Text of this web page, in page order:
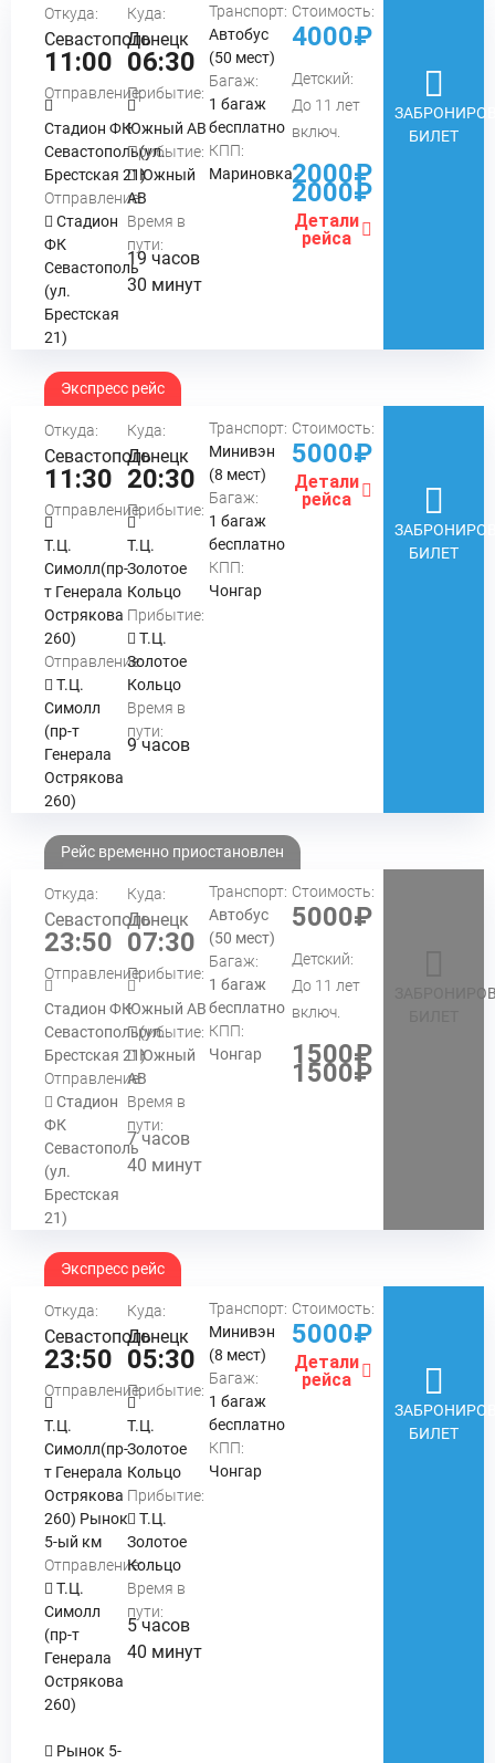
Откуда:
Севастополь
11:00
Отправление:
Стадион ФК
Севастополь(ул.
Брестская 21)
Отправление:
Стадион
ФК
Севастополь
(ул.
Брестская
21)
Куда:
Донецк
06:30
Прибытие:
Южный АВ
Прибытие:
Южный
АВ
Время в
пути:
19 часов
30 минут
Транспорт:
Автобус
(50 мест)
Багаж:
1 багаж
бесплатно
КПП:
Мариновка
Стоимость:
4000₽
Детский:
До 11 лет
включ.
2000₽
2000₽
Детали
рейса
БИЛЕТ
Экспресс рейс
Откуда:
Севастополь
11:30
Отправление:
Т.Ц.
Симолл(пр-
т Генерала
Острякова
260)
Отправление:
Т.Ц.
Симолл
(пр-т
Генерала
Острякова
260)
Куда:
Донецк
20:30
Прибытие:
Т.Ц.
Золотое
Кольцо
Прибытие:
Т.Ц.
Золотое
Кольцо
Время в
пути:
9 часов
Транспорт:
Минивэн
(8 мест)
Багаж:
1 багаж
бесплатно
КПП:
Чонгар
Стоимость:
5000₽
Детали
рейса
БИЛЕТ
Рейс временно приостановлен
Откуда:
Севастополь
23:50
Отправление:
Стадион ФК
Севастополь(ул.
Брестская 21)
Отправление:
Стадион
ФК
Севастополь
(ул.
Брестская
21)
Куда:
Донецк
07:30
Прибытие:
Южный АВ
Прибытие:
Южный
АВ
Время в
пути:
7 часов
40 минут
Транспорт:
Автобус
(50 мест)
Багаж:
1 багаж
бесплатно
КПП:
Чонгар
Стоимость:
5000₽
Детский:
До 11 лет
включ.
1500₽
1500₽
Экспресс рейс
Откуда:
Севастополь
23:50
Отправление:
Т.Ц.
Симолл(пр-
т Генерала
Острякова
260) Рынок
5-ый км
Отправление:
Т.Ц.
Симолл
(пр-т
Генерала
Острякова
260)
Рынок 5-
Куда:
Донецк
05:30
Прибытие:
Т.Ц.
Золотое
Кольцо
Прибытие:
Т.Ц.
Золотое
Кольцо
Время в
пути:
5 часов
40 минут
Транспорт:
Минивэн
(8 мест)
Багаж:
1 багаж
бесплатно
КПП:
Чонгар
Стоимость:
5000₽
Детали
рейса
БИЛЕТ